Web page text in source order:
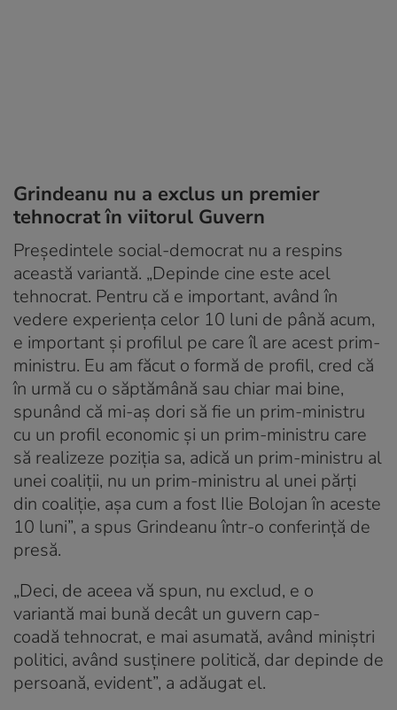
Grindeanu nu a exclus un premier
tehnocrat în viitorul Guvern
Președintele social-democrat nu a respins
această variantă. „Depinde cine este acel
tehnocrat. Pentru că e important, având în
vedere experiența celor 10 luni de până acum,
e important și profilul pe care îl are acest prim-
ministru. Eu am făcut o formă de profil, cred că
în urmă cu o săptămână sau chiar mai bine,
spunând că mi-aș dori să fie un prim-ministru
cu un profil economic și un prim-ministru care
să realizeze poziția sa, adică un prim-ministru al
unei coaliții, nu un prim-ministru al unei părți
din coaliție, așa cum a fost Ilie Bolojan în aceste
10 luni”, a spus Grindeanu într-o conferință de
presă.
„Deci, de aceea vă spun, nu exclud, e o
variantă mai bună decât un guvern cap-
coadă tehnocrat, e mai asumată, având miniștri
politici, având susținere politică, dar depinde de
persoană, evident”, a adăugat el.